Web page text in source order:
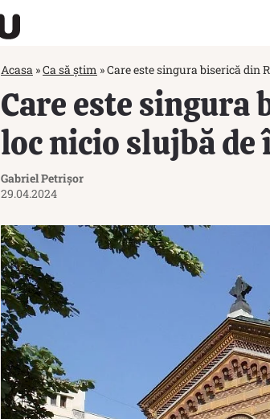
Acasa »Ca să știm »Care este singura biserică din
Care este singura
loc nicio slujbă
Gabriel Petrișor
29.04.2024